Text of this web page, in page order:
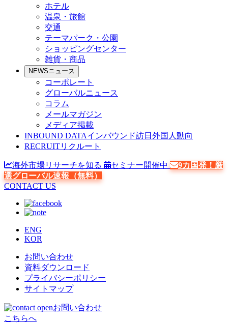
ホテル
温泉・旅館
交通
テーマパーク・公園
ショッピングセンター
雑貨・商品
NEWSニュース
コーポレート
グローバルニュース
コラム
メールマガジン
メディア掲載
INBOUND DATAインバウンド訪日外国人動向
RECRUITリクルート
海外市場リサーチを知る セミナー開催中
9カ国発！厳
選グローバル速報（無料）
CONTACT US
ENG
KOR
お問い合わせ
資料ダウンロード
プライバシーポリシー
サイトマップ
お問い合わせ
こちらへ